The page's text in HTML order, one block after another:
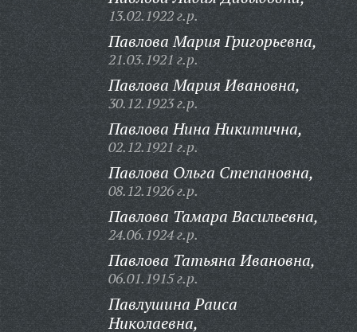
13.02.1922 г.р.
Павлова Мария Григорьевна,
21.03.1921 г.р.
Павлова Мария Ивановна,
30.12.1923 г.р.
Павлова Нина Никитична,
02.12.1921 г.р.
Павлова Ольга Степановна,
08.12.1926 г.р.
Павлова Тамара Васильевна,
24.06.1924 г.р.
Павлова Татьяна Ивановна,
06.01.1915 г.р.
Павлушина Раиса
Николаевна,